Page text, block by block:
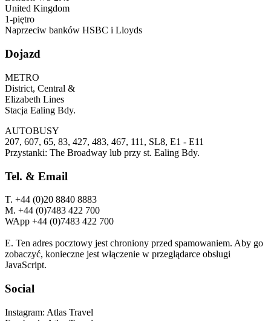
United Kingdom
1-piętro
Naprzeciw banków HSBC i Lloyds
Dojazd
METRO
District, Central &
Elizabeth Lines
Stacja Ealing Bdy.
AUTOBUSY
207, 607, 65, 83, 427, 483, 467, 111, SL8, E1 - E11
Przystanki: The Broadway lub przy st. Ealing Bdy.
Tel. & Email
T. +44 (0)20 8840 8883
M. +44 (0)7483 422 700
WApp +44 (0)7483 422 700
E. Ten adres pocztowy jest chroniony przed spamowaniem. Aby go
zobaczyć, konieczne jest włączenie w przeglądarce obsługi
JavaScript.
Social
Instagram: Atlas Travel